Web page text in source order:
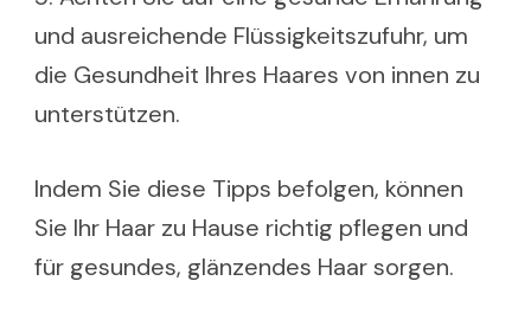
und ausreichende Flüssigkeitszufuhr, um
die Gesundheit Ihres Haares von innen zu
unterstützen.
Indem Sie diese Tipps befolgen, können
Sie Ihr Haar zu Hause richtig pflegen und
für gesundes, glänzendes Haar sorgen.